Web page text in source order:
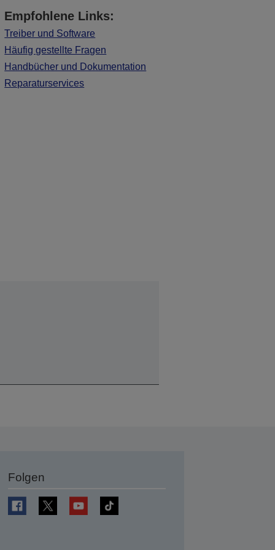
Empfohlene Links:
Treiber und Software
Häufig gestellte Fragen
Handbücher und Dokumentation
Reparaturservices
Folgen